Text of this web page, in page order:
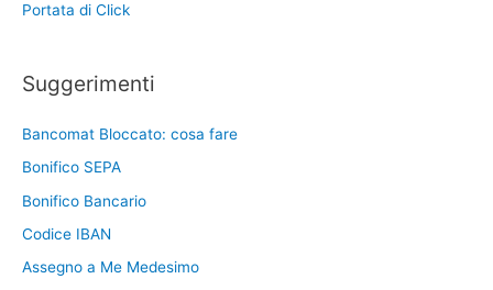
Portata di Click
Suggerimenti
Bancomat Bloccato: cosa fare
Bonifico SEPA
Bonifico Bancario
Codice IBAN
Assegno a Me Medesimo